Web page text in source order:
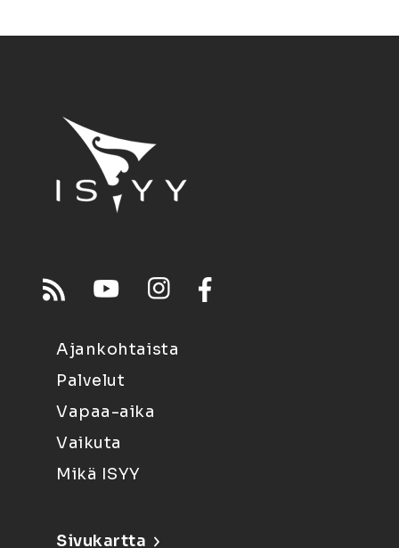
Ajankohtaista
Palvelut
Vapaa-aika
Vaikuta
Mikä ISYY
Sivukartta